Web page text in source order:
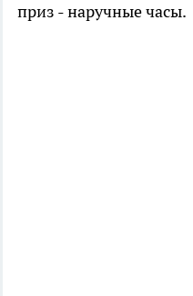
приз - наручные часы.